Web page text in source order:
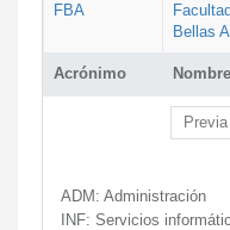
Acrónimo Nombre
FBA
Bellas
Previa
ADM: Administración
INF: Servicios